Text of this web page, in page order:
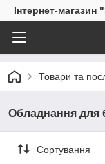
Інтернет-магазин
Товари та
Обладнання для
Сортування